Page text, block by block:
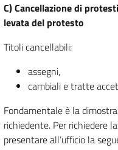
C) Cancellazione di
levata del protesto
Titoli cancellabili:
assegni,
cambiali e tratte
Fondamentale è la
richiedente. Per richiedere
presentare all’ufficio la